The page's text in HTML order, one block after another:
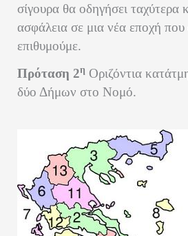
σίγουρα θα οδηγήσει ταχύτερα
ασφάλεια σε μια νέα εποχή
επιθυμούμε.
Πρόταση 2η Οριζόντια
δύο Δήμων στο Νομό.